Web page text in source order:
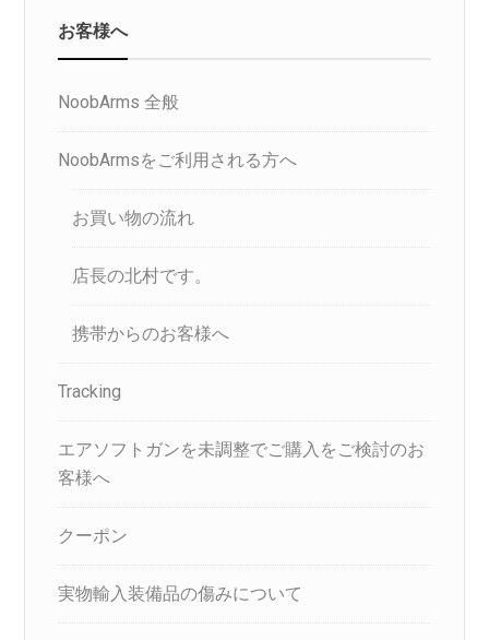
お客様へ
NoobArms 全般
NoobArmsをご利用される方へ
お買い物の流れ
店長の北村です。
携帯からのお客様へ
Tracking
エアソフトガンを未調整でご購入をご検討のお
客様へ
クーポン
実物輸入装備品の傷みについて